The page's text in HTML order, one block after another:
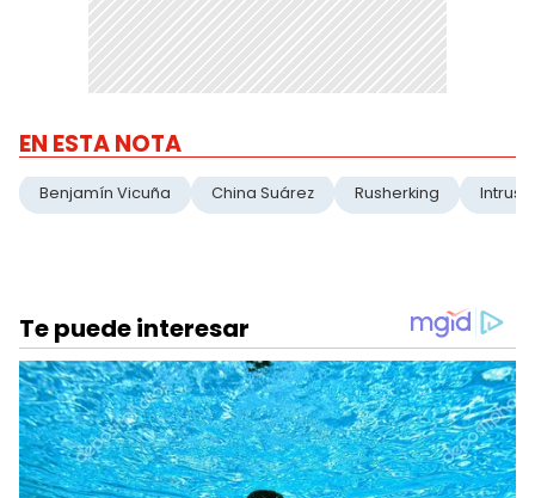
EN ESTA NOTA
Benjamín Vicuña China Suárez Rusherking